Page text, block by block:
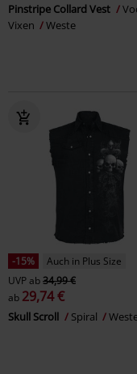
Pinstripe Collard Vest
Vixen
Weste
-15%
Auch in Plus Size
UVPab34,99 €
ab 29,74 €
Skull Scroll Spiral